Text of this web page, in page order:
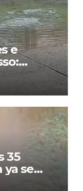
e
calle
35
se